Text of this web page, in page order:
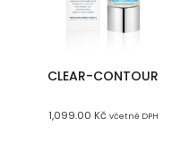
CLEAR-CONTOUR
1,099.00 Kč včetně DPH